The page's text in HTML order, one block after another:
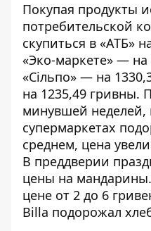
Покупая продукты
потребительской
скупиться в «АТБ»
«Эко-маркете» —
«Сільпо» — на
на 1235,49 гривны.
минувшей неделей,
супермаркетах
среднем, цена
В преддверии
цены на
цене от 2 до 6
Billa подорожал